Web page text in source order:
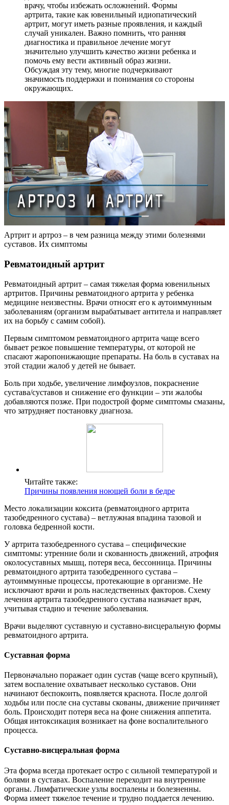
врачу, чтобы избежать осложнений. Формы
артрита, такие как ювенильный идиопатический
артрит, могут иметь разные проявления, и каждый
случай уникален. Важно помнить, что ранняя
диагностика и правильное лечение могут
значительно улучшить качество жизни ребенка и
помочь ему вести активный образ жизни.
Обсуждая эту тему, многие подчеркивают
значимость поддержки и понимания со стороны
окружающих.
Артрит и артроз – в чем разница между этими болезнями
суставов. Их симптомы
Ревматоидный артрит
Ревматоидный артрит – самая тяжелая форма ювенильных
артритов. Причины ревматоидного артрита у ребенка
медицине неизвестны. Врачи относят его к аутоиммунным
заболеваниям (организм вырабатывает антитела и направляет
их на борьбу с самим собой).
Первым симптомом ревматоидного артрита чаще всего
бывает резкое повышение температуры, от которой не
спасают жаропонижающие препараты. На боль в суставах на
этой стадии жалоб у детей не бывает.
Боль при ходьбе, увеличение лимфоузлов, покраснение
сустава/суставов и снижение его функции – эти жалобы
добавляются позже. При подострой форме симптомы смазаны,
что затрудняет постановку диагноза.
Читайте также:
Причины появления ноющей боли в бедре
Место локализации коксита (ревматоидного артрита
тазобедренного сустава) – ветлужная впадина тазовой и
головка бедренной кости.
У артрита тазобедренного сустава – специфические
симптомы: утренние боли и скованность движений, атрофия
околосуставных мышц, потеря веса, бессонница. Причины
ревматоидного артрита тазобедренного сустава –
аутоиммунные процессы, протекающие в организме. Не
исключают врачи и роль наследственных факторов. Схему
лечения артрита тазобедренного сустава назначает врач,
учитывая стадию и течение заболевания.
Врачи выделяют суставную и суставно-висцеральную формы
ревматоидного артрита.
Суставная форма
Первоначально поражает один сустав (чаще всего крупный),
затем воспаление охватывает несколько суставов. Они
начинают беспокоить, появляется краснота. После долгой
ходьбы или после сна суставы скованы, движение причиняет
боль. Происходит потеря веса на фоне снижения аппетита.
Общая интоксикация возникает на фоне воспалительного
процесса.
Суставно-висцеральная форма
Эта форма всегда протекает остро с сильной температурой и
болями в суставах. Воспаление переходит на внутренние
органы. Лимфатические узлы воспалены и болезненны.
Форма имеет тяжелое течение и трудно поддается лечению.